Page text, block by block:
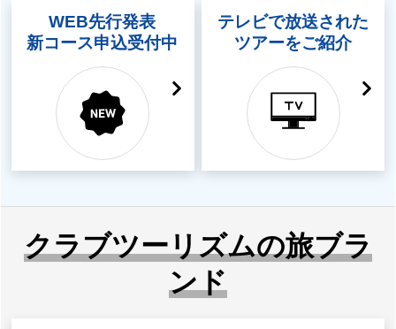
WEB先行発表
新コース申込受付中
テレビで放送された
ツアーをご紹介
クラブツーリズムの旅ブラ
ンド